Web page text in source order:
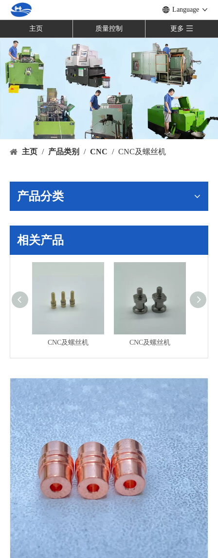
Language
主页 质量控制 更多
主页 / 产品类别 / CNC / CNC及螺丝机
产品分类
相关产品
CNC及螺丝机 CNC及螺丝机